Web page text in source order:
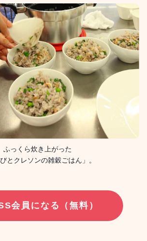
ふっくら炊き上がった
びとクレソンの雑穀ごはん」。
会員になる（無料）